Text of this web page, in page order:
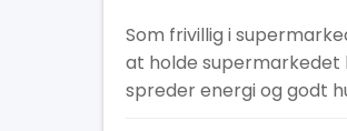
ro og renhed.
Som frivillig i
at holde supermarkedet
spreder energi og godt